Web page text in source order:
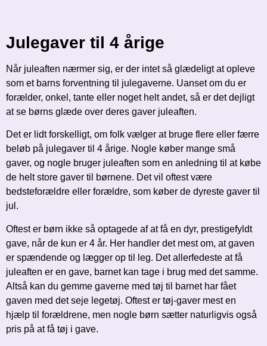
Julegaver til 4 årige
Når juleaften nærmer sig, er der intet så glædeligt at opleve
som et barns forventning til julegaverne. Uanset om du er
forælder, onkel, tante eller noget helt andet, så er det dejligt
at se børns glæde over deres gaver juleaften.
Det er lidt forskelligt, om folk vælger at bruge flere eller færre
beløb på julegaver til 4 årige. Nogle køber mange små
gaver, og nogle bruger juleaften som en anledning til at købe
de helt store gaver til børnene. Det vil oftest være
bedsteforældre eller forældre, som køber de dyreste gaver til
jul.
Oftest er børn ikke så optagede af at få en dyr, prestigefyldt
gave, når de kun er 4 år. Her handler det mest om, at gaven
er spændende og lægger op til leg. Det allerfedeste at få
juleaften er en gave, barnet kan tage i brug med det samme.
Altså kan du gemme gaverne med tøj til barnet har fået
gaven med det seje legetøj. Oftest er tøj-gaver mest en
hjælp til forældrene, men nogle børn sætter naturligvis også
pris på at få tøj i gave.